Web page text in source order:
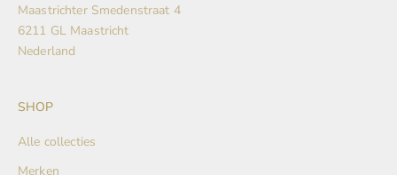
Maastrichter Smedenstraat 4
6211 GL Maastricht
Nederland
SHOP
Alle collecties
Merken